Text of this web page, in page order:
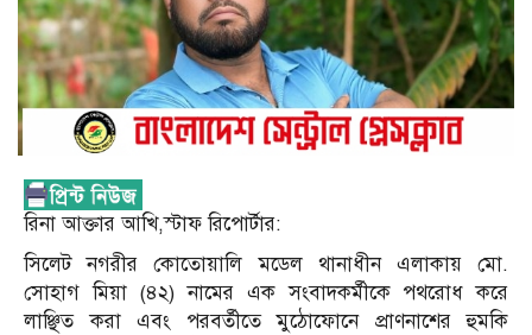
রিনা আক্তার আখি,স্টাফ রিপোর্টার:
সিলেট নগরীর কোতোয়ালি মডেল থানাধীন এলাকায় মো.
সোহাগ মিয়া (৪২) নামের এক সংবাদকর্মীকে পথরোধ করে
লাঞ্ছিত করা এবং পরবর্তীতে মুঠোফোনে প্রাণনাশের হুমকি